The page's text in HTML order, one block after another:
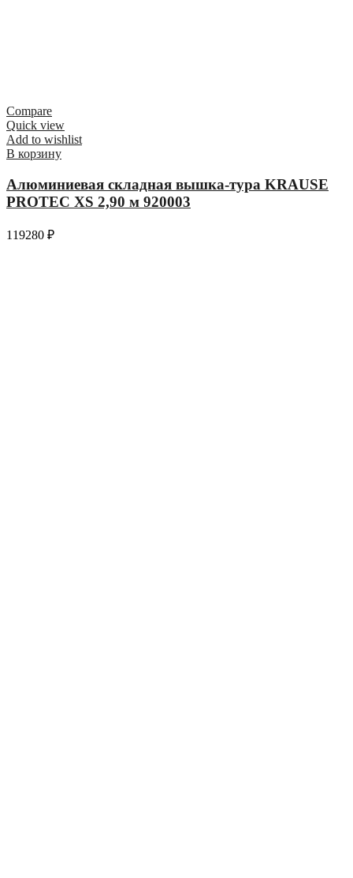
Compare
Quick view
Add to wishlist
В корзину
Алюминиевая складная вышка-тура KRAUSE
PROTEC XS 2,90 м 920003
119280 ₽